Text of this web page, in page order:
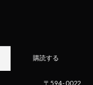
〒594-0022